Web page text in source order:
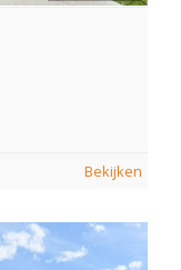
Bekijken